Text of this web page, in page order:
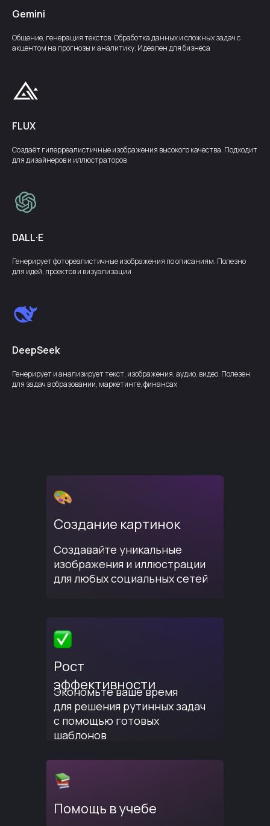
Gemini
Общение, генерация текстов. Обработка данных и сложных задач с
акцентом на прогнозы и аналитику. Идеален для бизнеса
FLUX
Создаёт гиперреалистичные изображения высокого качества. Подходит
для дизайнеров и иллюстраторов
DALL·E
Генерирует фотореалистичные изображения по описаниям. Полезно
для идей, проектов и визуализации
DeepSeek
Генерирует и анализирует текст, изображения, аудио, видео. Полезен
для задач в образовании, маркетинге, финансах
Рост
эффективности
Экономьте ваше время
для решения рутинных задач
с помощью готовых
шаблонов
Создание картинок
Создавайте уникальные
изображения и иллюстрации
для любых социальных сетей
Помощь в учебе